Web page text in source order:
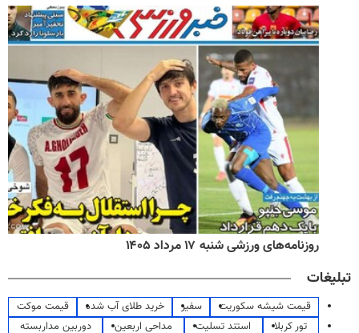
روزنامه‌های ورزشی شنبه ۱۷ مرداد ۱۴۰۵
تبلیغات
قیمت شیشه سکوریت سفیر خرید طلای آب شده
قیمت موکت
تور کربلا
استند تسلیت مداحی اربعین
دوربین مداربسته